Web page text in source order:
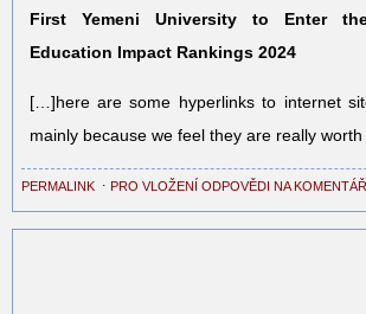
First Yemeni University to Enter
Education Impact Rankings 2024
[…]here are some hyperlinks to internet
mainly because we feel they are really
PERMALINK ⋅ PRO VLOŽENÍ ODPOVĚDI NA